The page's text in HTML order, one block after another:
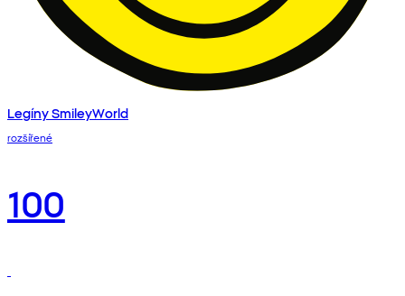
Legíny SmileyWorld
rozšířené
100